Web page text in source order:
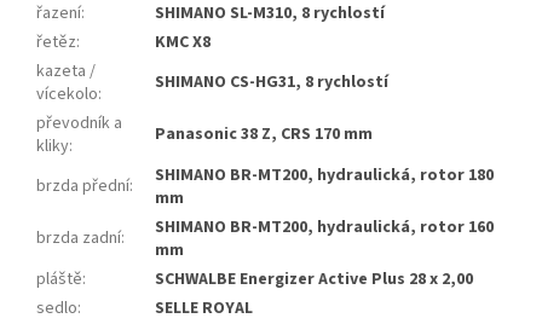
řazení:
SHIMANO SL-M310, 8 rychlostí
řetěz:
KMC X8
kazeta /
vícekolo:
SHIMANO CS-HG31, 8 rychlostí
převodník a
kliky: Panasonic 38 Z, CRS 170 mm
brzda přední:
SHIMANO BR-MT200, hydraulická, rotor 180
mm
brzda zadní:
SHIMANO BR-MT200, hydraulická, rotor 160
mm
pláště:
SCHWALBE Energizer Active Plus 28 x 2,00
sedlo:
SELLE ROYAL